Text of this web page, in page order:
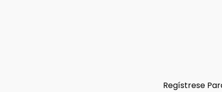
Regístrese